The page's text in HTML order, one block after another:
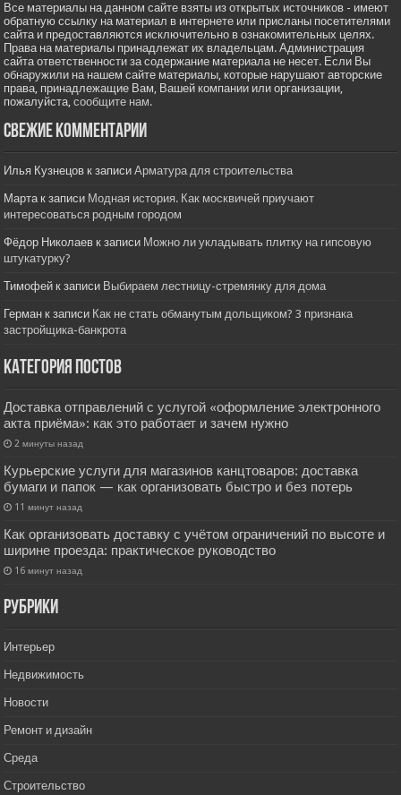
Все материалы на данном сайте взяты из открытых источников - имеют
обратную ссылку на материал в интернете или присланы посетителями
сайта и предоставляются исключительно в ознакомительных целях.
Права на материалы принадлежат их владельцам. Администрация
сайта ответственности за содержание материала не несет. Если Вы
обнаружили на нашем сайте материалы, которые нарушают авторские
права, принадлежащие Вам, Вашей компании или организации,
пожалуйста,сообщите нам.
Свежие комментарии
Илья Кузнецов к записиАрматура для строительства
Мартак записи Модная история. Как москвичей приучают
интересоваться родным городом
Фёдор Николаев к записи Можно ли укладывать плитку на гипсовую
штукатурку?
Тимофей к записи Выбираем лестницу-стремянку для дома
Герман к записи Как не стать обманутым дольщиком? 3 признака
застройщика-банкрота
Категория постов
Доставка отправлений с услугой «оформление электронного
акта приёма»: как это работает и зачем нужно
2 минуты назад
Курьерские услуги для магазинов канцтоваров: доставка
бумаги и папок — как организовать быстро и без потерь
11 минут назад
Как организовать доставку с учётом ограничений по высоте и
ширине проезда: практическое руководство
16 минут назад
РУбрики
Интерьер
Недвижимость
Новости
Ремонт и дизайн
Среда
Строительство